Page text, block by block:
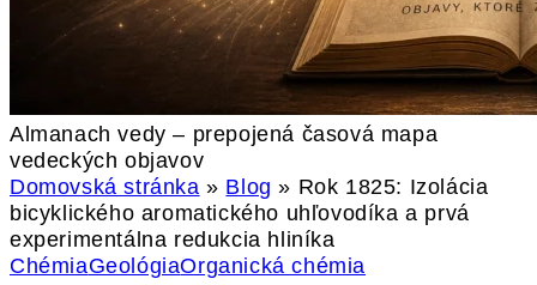
Almanach vedy – prepojená časová mapa
vedeckých objavov
Domovská stránka » Blog » Rok 1825: Izolácia
bicyklického aromatického uhľovodíka a prvá
experimentálna redukcia hliníka
ChémiaGeológiaOrganická chémia